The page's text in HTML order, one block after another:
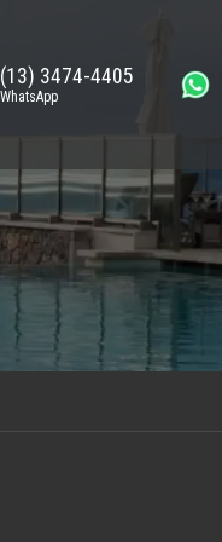
(13) 3474-4405
WhatsApp